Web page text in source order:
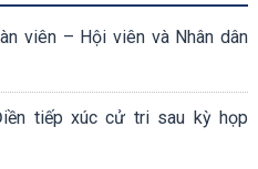
viên – Hội viên và Nhân dân
tiếp xúc cử tri sau kỳ họp